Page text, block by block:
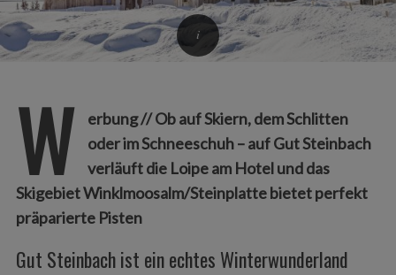
W
erbung // Ob auf Skiern, dem Schlitten
oder im Schneeschuh – auf Gut Steinbach
verläuft die Loipe am Hotel und das
Skigebiet Winklmoosalm/Steinplatte bietet perfekt
präparierte Pisten
Gut Steinbach ist ein echtes Winterwunderland